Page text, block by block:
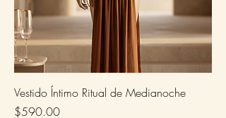
Vestido Íntimo Ritual de Medianoche
Precio
$590.00